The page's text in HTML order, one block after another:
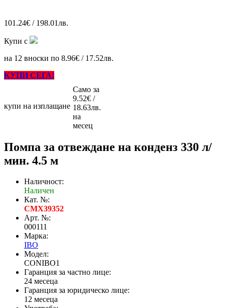
101.24€ / 198.01лв.
Купи с
на 12 вноски по 8.96€ / 17.52лв.
КУПИ СЕГА!
купи на изплащане
Само за
9.52€ /
18.63лв.
на
месец
Помпа за отвеждане на конденз 330 л/
мин. 4.5 м
Наличност:
Наличен
Кат. №:
CMX39352
Арт. №:
000111
Марка:
IBO
Модел:
CONIBO1
Гаранция за частно лице:
24 месеца
Гаранция за юридическо лице:
12 месеца